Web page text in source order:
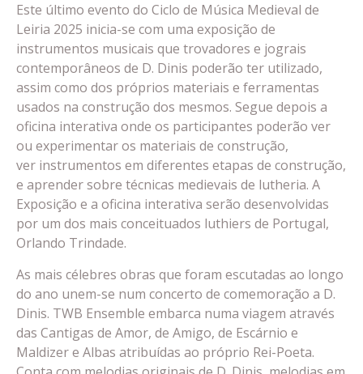
Este último evento do Ciclo de Música Medieval de
Leiria 2025 inicia-se com uma exposição de
instrumentos musicais que trovadores e jograis
contemporâneos de D. Dinis poderão ter utilizado,
assim como dos próprios materiais e ferramentas
usados na construção dos mesmos. Segue depois a
oficina interativa onde os participantes poderão ver
ou experimentar os materiais de construção,
ver instrumentos em diferentes etapas de construção,
e aprender sobre técnicas medievais de lutheria. A
Exposição e a oficina interativa serão desenvolvidas
por um dos mais conceituados luthiers de Portugal,
Orlando Trindade.
As mais célebres obras que foram escutadas ao longo
do ano unem-se num concerto de comemoração a D.
Dinis. TWB Ensemble embarca numa viagem através
das Cantigas de Amor, de Amigo, de Escárnio e
Maldizer e Albas atribuídas ao próprio Rei-Poeta.